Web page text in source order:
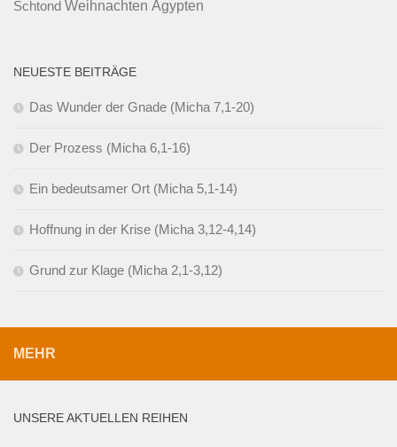
Schtond Weihnachten Ägypten
NEUESTE BEITRÄGE
Das Wunder der Gnade (Micha 7,1-20)
Der Prozess (Micha 6,1-16)
Ein bedeutsamer Ort (Micha 5,1-14)
Hoffnung in der Krise (Micha 3,12-4,14)
Grund zur Klage (Micha 2,1-3,12)
MEHR
UNSERE AKTUELLEN REIHEN